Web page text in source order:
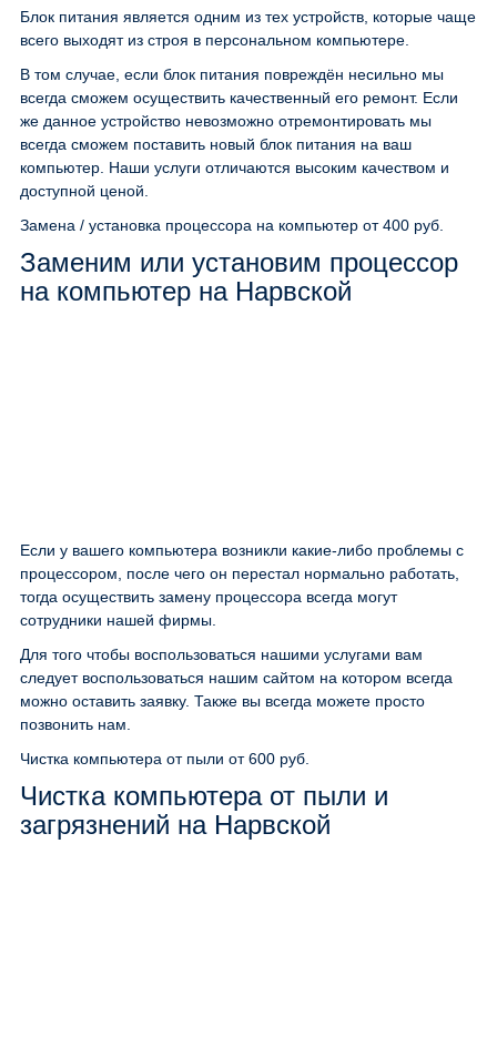
Блок питания является одним из тех устройств, которые чаще
всего выходят из строя в персональном компьютере.
В том случае, если блок питания повреждён несильно мы
всегда сможем осуществить качественный его ремонт. Если
же данное устройство невозможно отремонтировать мы
всегда сможем поставить новый блок питания на ваш
компьютер. Наши услуги отличаются высоким качеством и
доступной ценой.
Замена / установка процессора на компьютер от 400 руб.
Заменим или установим процессор
на компьютер на Нарвской
Если у вашего компьютера возникли какие-либо проблемы с
процессором, после чего он перестал нормально работать,
тогда осуществить замену процессора всегда могут
сотрудники нашей фирмы.
Для того чтобы воспользоваться нашими услугами вам
следует воспользоваться нашим сайтом на котором всегда
можно оставить заявку. Также вы всегда можете просто
позвонить нам.
Чистка компьютера от пыли от 600 руб.
Чистка компьютера от пыли и
загрязнений на Нарвской